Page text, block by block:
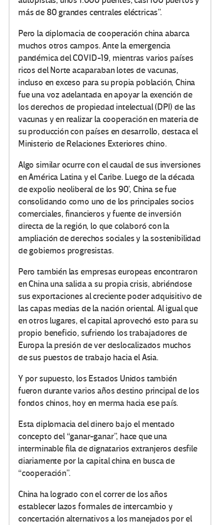
más de 80 grandes centrales eléctricas”.
Pero la diplomacia de cooperación china abarca
muchos otros campos. Ante la emergencia
pandémica del COVID-19, mientras varios países
ricos del Norte acaparaban lotes de vacunas,
incluso en exceso para su propia población, China
fue una voz adelantada en apoyar la exención de
los derechos de propiedad intelectual (DPI) de las
vacunas y en realizar la cooperación en materia de
su producción con países en desarrollo, destaca el
Ministerio de Relaciones Exteriores chino.
Algo similar ocurre con el caudal de sus inversiones
en América Latina y el Caribe. Luego de la década
de expolio neoliberal de los 90’, China se fue
consolidando como uno de los principales socios
comerciales, financieros y fuente de inversión
directa de la región, lo que colaboró con la
ampliación de derechos sociales y la sostenibilidad
de gobiernos progresistas.
Pero también las empresas europeas encontraron
en China una salida a su propia crisis, abriéndose
sus exportaciones al creciente poder adquisitivo de
las capas medias de la nación oriental. Al igual que
en otros lugares, el capital aprovechó esto para su
propio beneficio, sufriendo los trabajadores de
Europa la presión de ver deslocalizados muchos
de sus puestos de trabajo hacia el Asia.
Y por supuesto, los Estados Unidos también
fueron durante varios años destino principal de los
fondos chinos, hoy en merma hacia ese país.
Esta diplomacia del dinero bajo el mentado
concepto del “ganar-ganar”, hace que una
interminable fila de dignatarios extranjeros desfile
diariamente por la capital china en busca de
“cooperación”.
China ha logrado con el correr de los años
establecer lazos formales de intercambio y
concertación alternativos a los manejados por el